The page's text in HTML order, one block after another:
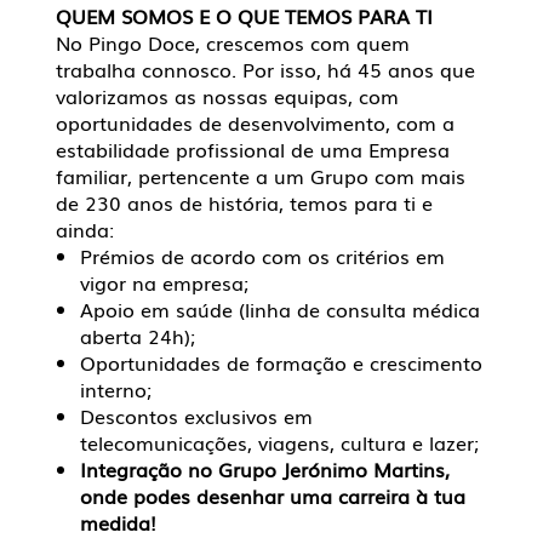
QUEM SOMOS E O QUE TEMOS PARA TI
No Pingo Doce, crescemos com quem
trabalha connosco. Por isso, há 45 anos que
valorizamos as nossas equipas, com
oportunidades de desenvolvimento, com a
estabilidade profissional de uma Empresa
familiar, pertencente a um Grupo com mais
de 230 anos de história, temos para ti e
ainda:
Prémios de acordo com os critérios em
vigor na empresa;
Apoio em saúde (linha de consulta médica
aberta 24h);
Oportunidades de formação e crescimento
interno;
Descontos exclusivos em
telecomunicações, viagens, cultura e lazer;
Integração no Grupo Jerónimo Martins,
onde podes desenhar uma carreira à tua
medida!